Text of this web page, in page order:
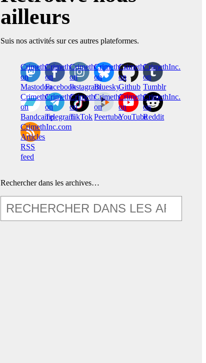
ailleurs
Suis nos activités sur ces autres plateformes.
CrimethInc.
on
Mastodon
Crimethinc.
on
Facebook
Crimethinc.
on
Instagram
Crimethinc.
on
Bluesky
CrimethInc.
on
Github
CrimethInc.
on
Tumblr
CrimethInc.
on
Bandcamp
CrimethInc.
on
Telegram
Crimethinc.
on
TikTok
CrimethInc.
on
Peertube
CrimethInc.
on
YouTube
CrimethInc.
on
Reddit
CrimethInc.com
Articles
RSS
feed
Rechercher dans les archives…